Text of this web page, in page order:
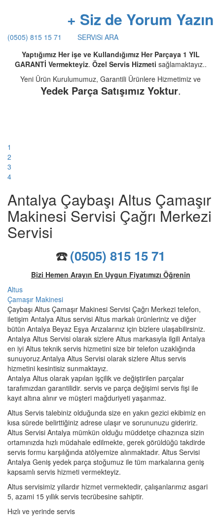
+ Siz de Yorum Yazın
(0505) 815 15 71
SERViSi ARA
Yaptığımız Her işe ve Kullandığımız Her Parçaya 1 YIL
GARANTİ Vermekteyiz. Özel Servis Hizmeti sağlamaktayız..
Yeni Ürün Kurulumumuz, Garantili Ürünlere Hizmetimiz ve
Yedek Parça Satışımız Yoktur.
1
2
3
4
Antalya Çaybaşı Altus Çamaşır
Makinesi Servisi Çağrı Merkezi
Servisi
☎️(0505) 815 15 71
Bizi Hemen Arayın En Uygun Fiyatımızı Öğrenin
Altus
Çamaşır Makinesi
Çaybaşı Altus Çamaşır Makinesi Servisi Çağrı Merkezi telefon,
iletişim Antalya Altus servisi Altus markalı ürünleriniz ve diğer
bütün Antalya Beyaz Eşya Arızalarınız için bizlere ulaşabilirsiniz.
Antalya Altus Servisi olarak sizlere Altus markasıyla ilgili Antalya
en iyi Altus teknik servis hizmetini size bir telefon uzaklığında
sunuyoruz.Antalya Altus Servisi olarak sizlere Altus servis
hizmetini kesintisiz sunmaktayız.
Antalya Altus olarak yapılan işçilik ve değiştirilen parçalar
tarafımızdan garantilidir. servis ve parça değişimi servis fişi ile
kayıt altına alınır ve müşteri mağduriyeti yaşanmaz.
Altus Servis talebiniz olduğunda size en yakın gezici ekibimiz en
kısa sürede belirttiğiniz adrese ulaşır ve sorununuzu gideririz.
Altus Servisi Antalya mümkün olduğu müddetçe cihazınıza sizin
ortamınızda hızlı müdahale edilmekte, gerek görüldüğü takdirde
servis formu karşılığında atölyemize alınmaktadır. Altus Servisi
Antalya Geniş yedek parça stoğumuz ile tüm markalarına geniş
kapsamlı servis hizmeti vermekteyiz.
Altus servisimiz yıllardır hizmet vermektedir, çalışanlarımız asgari
5, azami 15 yıllık servis tecrübesine sahiptir.
Hızlı ve yerinde servis